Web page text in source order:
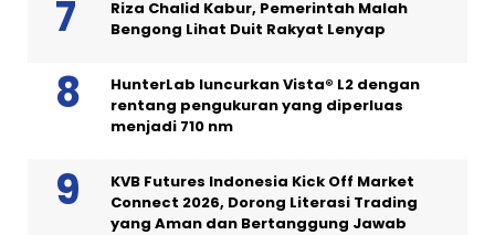
Riza Chalid Kabur, Pemerintah Malah
Bengong Lihat Duit Rakyat Lenyap
HunterLab luncurkan Vista® L2 dengan
rentang pengukuran yang diperluas
menjadi 710 nm
KVB Futures Indonesia Kick Off Market
Connect 2026, Dorong Literasi Trading
yang Aman dan Bertanggung Jawab